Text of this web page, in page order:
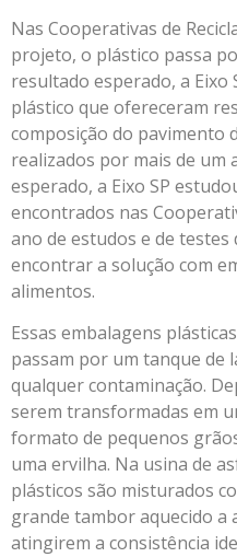
Nas Cooperativas de
projeto, o plástico passa
resultado esperado, a
plástico que ofereceram
composição do
realizados por mais de um
esperado, a Eixo SP
encontrados nas
ano de estudos e de
encontrar a solução com
alimentos.
Essas embalagens
passam por um tanque de
qualquer contaminação.
serem transformadas em
formato de pequenos
uma ervilha. Na usina de
plásticos são misturados
grande tambor aquecido a
atingirem a consistência